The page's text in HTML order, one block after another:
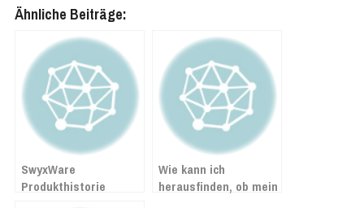
Ähnliche Beiträge:
SwyxWare
Produkthistorie
Wie kann ich
herausfinden, ob mein